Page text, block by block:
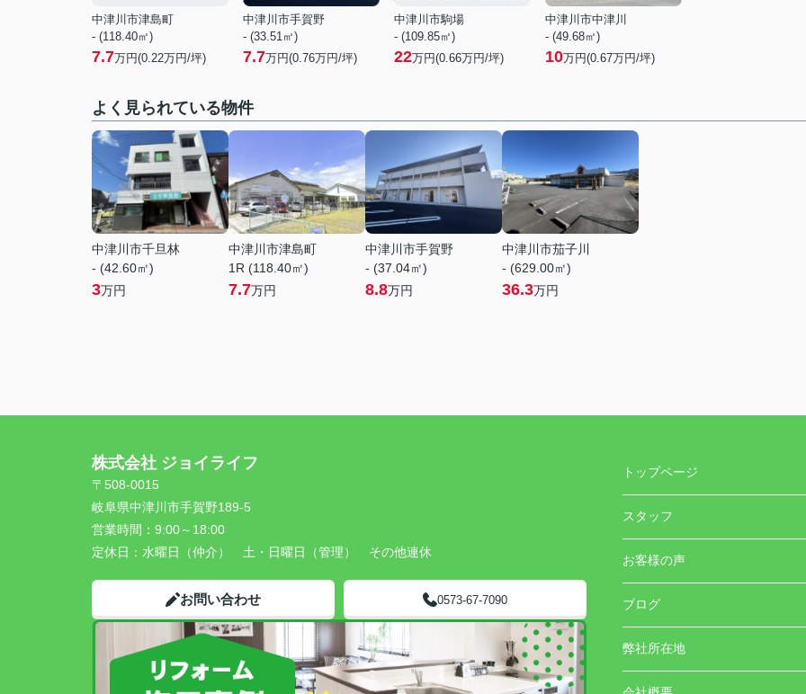
中津川市津島町
- (118.40㎡)
7.7万円(0.22万円/坪)
中津川市手賀野
- (33.51㎡)
7.7万円(0.76万円/坪)
中津川市駒場
- (109.85㎡)
22万円(0.66万円/坪)
中津川市中津川
- (49.68㎡)
10万円(0.67万円/坪)
よく見られている物件
中津川市千旦林
- (42.60㎡)
3万円
中津川市津島町
1R (118.40㎡)
7.7万円
中津川市手賀野
- (37.04㎡)
8.8万円
中津川市茄子川
- (629.00㎡)
36.3万円
株式会社 ジョイライフ
〒508-0015
岐阜県中津川市手賀野189-5
営業時間： 9:00～18:00
定休日： 水曜日（仲介） 土・日曜日（管理） その他連休
お問い合わせ 0573-67-7090
トップページ
スタッフ
お客様の声
ブログ
弊社所在地